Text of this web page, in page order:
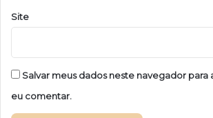
Site
Salvar meus dados neste navegador para
eu comentar.